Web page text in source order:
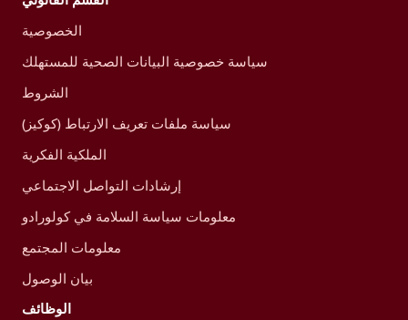
الخصوصية
سياسة خصوصية البيانات الصحية للمستهلك
الشروط
سياسة ملفات تعريف الارتباط (كوكيز)
الملكية الفكرية
إرشادات التواصل الاجتماعي
معلومات سياسة السلامة في كولورادو
معلومات المجتمع
بيان الوصول
الوظائف